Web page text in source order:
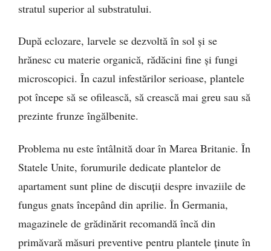
stratul superior al substratului.
După eclozare, larvele se dezvoltă în sol și se
hrănesc cu materie organică, rădăcini fine și fungi
microscopici. În cazul infestărilor serioase, plantele
pot începe să se ofilească, să crească mai greu sau să
prezinte frunze îngălbenite.
Problema nu este întâlnită doar în Marea Britanie. În
Statele Unite, forumurile dedicate plantelor de
apartament sunt pline de discuții despre invaziile de
fungus gnats începând din aprilie. În Germania,
magazinele de grădinărit recomandă încă din
primăvară măsuri preventive pentru plantele ținute în